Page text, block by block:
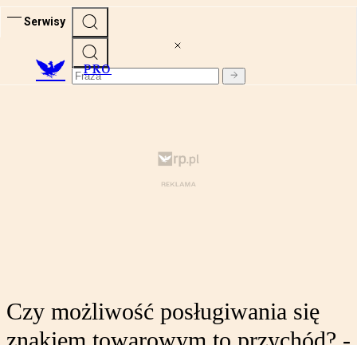
Serwisy
PRO
Czy możliwość posługiwania się